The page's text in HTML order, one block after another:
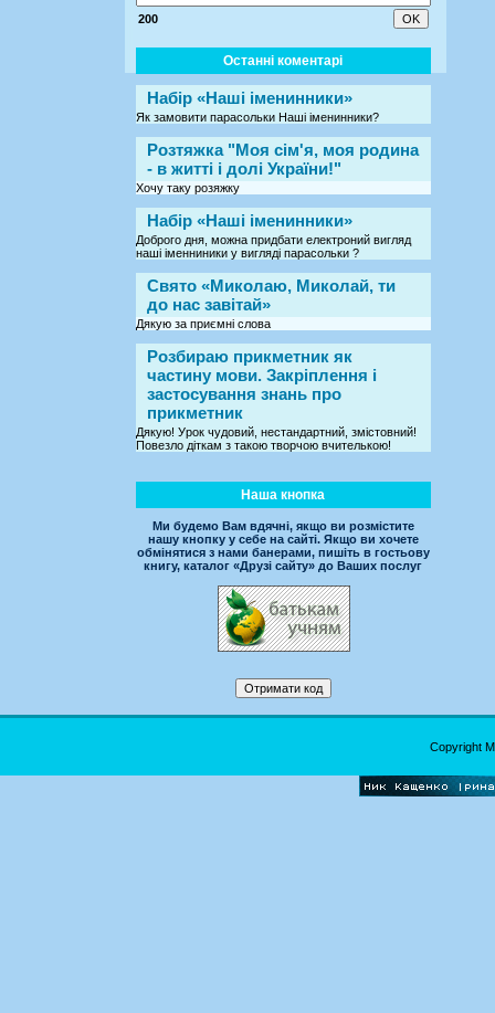
200
Останні коментарі
Набір «Наші іменинники»
Як замовити парасольки Наші іменинники?
Розтяжка "Моя сім'я, моя родина
- в житті і долі України!"
Хочу таку розяжку
Набір «Наші іменинники»
Доброго дня, можна придбати електроний вигляд
наші іменниники у вигляді парасольки ?
Свято «Миколаю, Миколай, ти
до нас завітай»
Дякую за приємні слова
Розбираю прикметник як
частину мови. Закріплення і
застосування знань про
прикметник
Дякую! Урок чудовий, нестандартний, змістовний!
Повезло діткам з такою творчою вчителькою!
Наша кнопка
Ми будемо Вам вдячні, якщо ви розмістите
нашу кнопку у себе на сайті. Якщо ви хочете
обмінятися з нами банерами, пишіть в гостьову
книгу, каталог «Друзі сайту» до Ваших послуг
Copyright